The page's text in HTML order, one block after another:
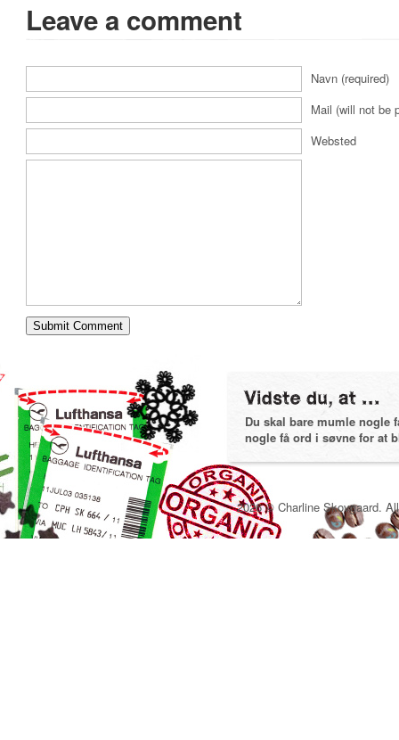
Leave a comment
Navn (required)
Mail (will not be
Websted
Du skal bare mumle nogle
nogle få ord i søvne for at
2026 © Charline Skovgaard.